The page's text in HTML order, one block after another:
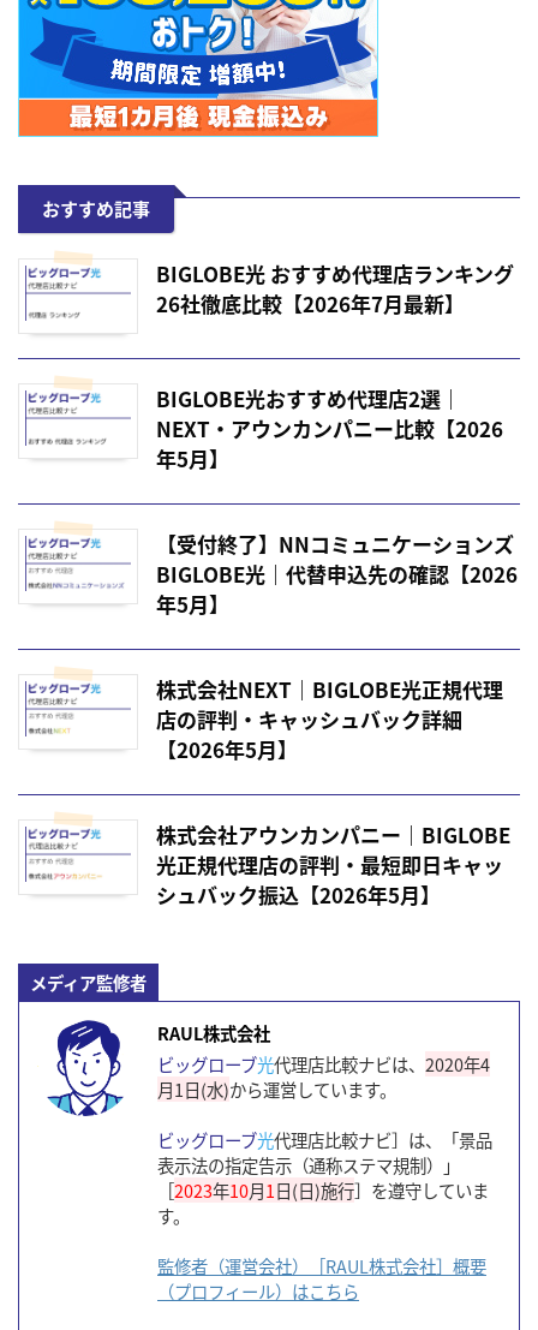
おすすめ記事
BIGLOBE光 おすすめ代理店ランキング
26社徹底比較【2026年7月最新】
BIGLOBE光おすすめ代理店2選｜
NEXT・アウンカンパニー比較【2026
年5月】
【受付終了】NNコミュニケーションズ
BIGLOBE光｜代替申込先の確認【2026
年5月】
株式会社NEXT｜BIGLOBE光正規代理
店の評判・キャッシュバック詳細
【2026年5月】
株式会社アウンカンパニー｜BIGLOBE
光正規代理店の評判・最短即日キャッ
シュバック振込【2026年5月】
メディア監修者
RAUL株式会社
ビッグローブ光代理店比較ナビは、 2020年4
月1日(水)から運営しています。
ビッグローブ光代理店比較ナビ］は、「景品
表示法の指定告示（通称ステマ規制）」
［2023年10月1 日(日)施行］を遵守していま
す。
監修者（運営会社）［RAUL株式会社］概要
（プロフィール）はこちら